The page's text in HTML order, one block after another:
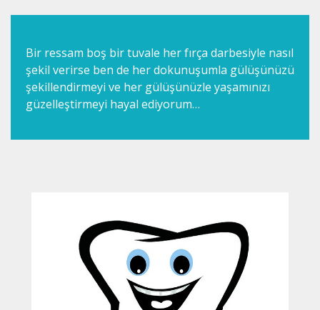
Bir ressam boş bir tuvale her fırça darbesiyle nasıl
şekil verirse ben de her dokunuşumla gülüşünüzü
şekillendirmeyi ve her gülüşünüzle yaşamınızı
güzelleştirmeyi hayal ediyorum…